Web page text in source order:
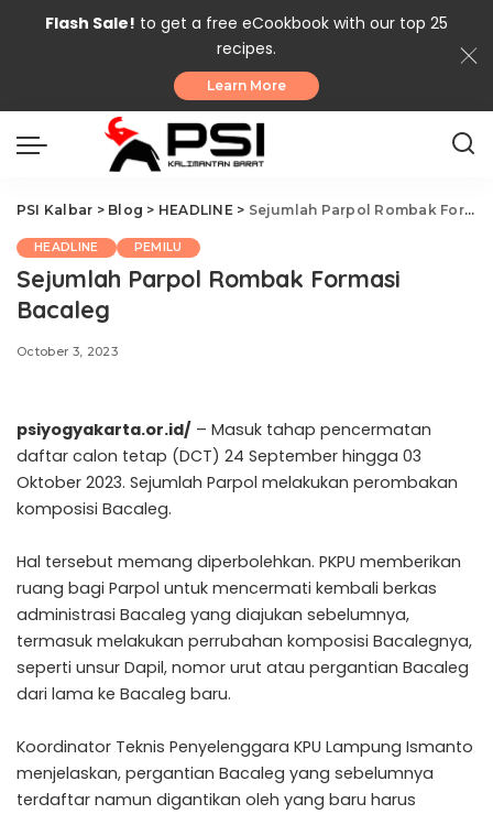
Flash Sale! to get a free eCookbook with our top 25
recipes.
Learn More
PSI Kalbar > Blog > HEADLINE> Sejumlah Parpol Rombak Formasi Bacaleg
HEADLINE PEMILU
Sejumlah Parpol Rombak Formasi
Bacaleg
October 3, 2023
psiyogyakarta.or.id/ – Masuk tahap pencermatan
daftar calon tetap (DCT) 24 September hingga 03
Oktober 2023. Sejumlah Parpol melakukan perombakan
komposisi Bacaleg.
Hal tersebut memang diperbolehkan. PKPU memberikan
ruang bagi Parpol untuk mencermati kembali berkas
administrasi Bacaleg yang diajukan sebelumnya,
termasuk melakukan perrubahan komposisi Bacalegnya,
seperti unsur Dapil, nomor urut atau pergantian Bacaleg
dari lama ke Bacaleg baru.
Koordinator Teknis Penyelenggara KPU Lampung Ismanto
menjelaskan, pergantian Bacaleg yang sebelumnya
terdaftar namun digantikan oleh yang baru harus